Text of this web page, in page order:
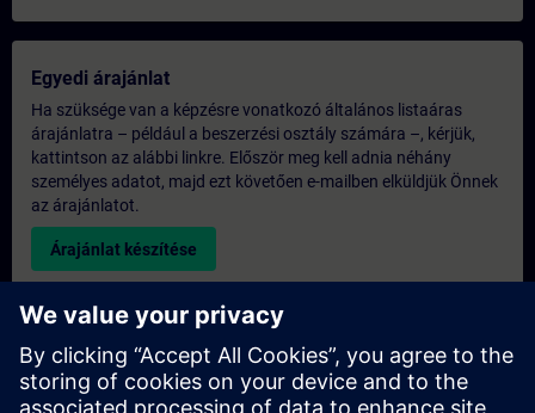
Egyedi árajánlat
Ha szüksége van a képzésre vonatkozó általános listaáras
árajánlatra – például a beszerzési osztály számára –, kérjük,
kattintson az alábbi linkre. Először meg kell adnia néhány
személyes adatot, majd ezt követően e-mailben elküldjük Önnek
az árajánlatot.
Árajánlat készítése
Kérdés az exkluzív képzéssel kapcsolatban
Kérjük, töltse ki az alábbi érdeklődési űrlapot, ha árajánlatot
szeretne kapni egy exkluzív képzésre, akár helyszíni, akár